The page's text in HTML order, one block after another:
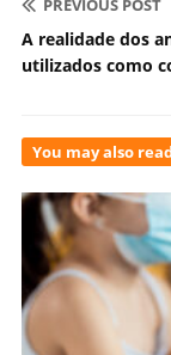
PREVIOUS POST
A realidade dos
utilizados como
You may also